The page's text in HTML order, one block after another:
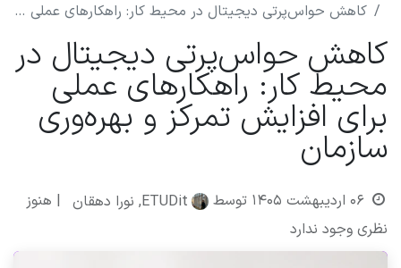
کاهش حواس‌پرتی دیجیتال در محیط کار: راهکارهای عملی برای افزایش تمرکز و بهره‌وری سازمان
کاهش حواس‌پرتی دیجیتال در
محیط کار: راهکارهای عملی
برای افزایش تمرکز و بهره‌وری
سازمان
۰۶ اردیبهشت ۱۴۰۵ توسط ETUDit, نورا دهقان
| هنوز
نظری وجود ندارد